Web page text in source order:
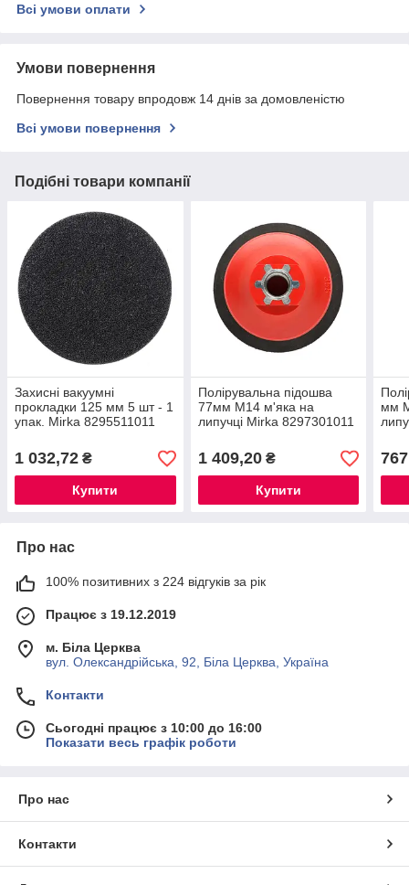
Всі умови оплати
Умови повернення
Повернення товару впродовж 14 днів за домовленістю
Всі умови повернення
Подібні товари компанії
Захисні вакуумні
прокладки 125 мм 5 шт - 1
упак. Mirka 8295511011
1 032,72 ₴
Купити
Полірувальна підошва
77мм М14 м'яка на
липучці Mirka 8297301011
1 409,20₴
Купити
мм
767
Про нас
100% позитивних з 224 відгуків за рік
Працює з 19.12.2019
м. Біла Церква
вул. Олександрійська, 92, Біла Церква, Україна
Контакти
Сьогодні працює з 10:00 до 16:00
Показати весь графік роботи
Про нас
Контакти